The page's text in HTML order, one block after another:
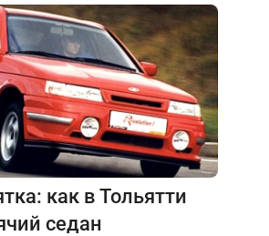
как в Тольятти
седан